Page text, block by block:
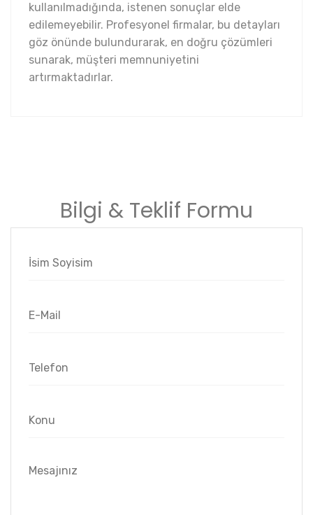
kullanılmadığında, istenen sonuçlar elde
edilemeyebilir. Profesyonel firmalar, bu detayları
göz önünde bulundurarak, en doğru çözümleri
sunarak, müşteri memnuniyetini
artırmaktadırlar.
Bilgi & Teklif Formu